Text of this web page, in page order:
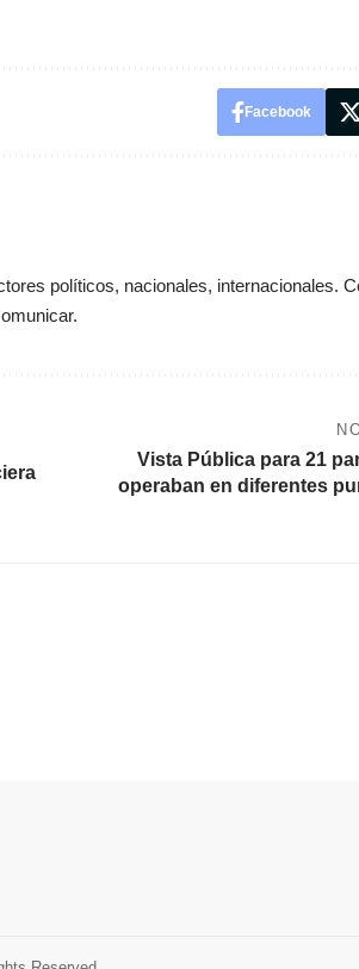
Facebook
políticos, nacionales, internacionales.
Vista Pública para 21
operaban en diferentes